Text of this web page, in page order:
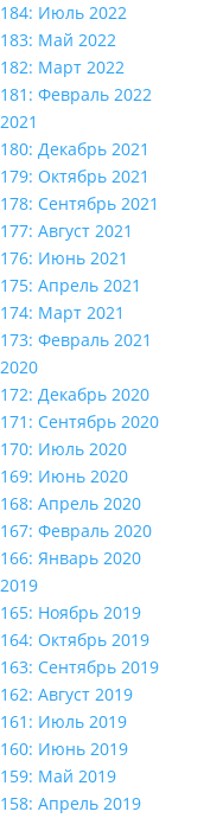
184: Июль 2022
183: Май 2022
182: Март 2022
181: Февраль 2022
2021
180: Декабрь 2021
179: Октябрь 2021
178: Сентябрь 2021
177: Август 2021
176: Июнь 2021
175: Апрель 2021
174: Март 2021
173: Февраль 2021
2020
172: Декабрь 2020
171: Сентябрь 2020
170: Июль 2020
169: Июнь 2020
168: Апрель 2020
167: Февраль 2020
166: Январь 2020
2019
165: Ноябрь 2019
164: Октябрь 2019
163: Сентябрь 2019
162: Август 2019
161: Июль 2019
160: Июнь 2019
159: Май 2019
158: Апрель 2019